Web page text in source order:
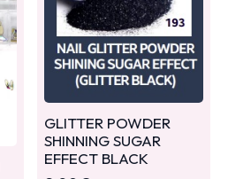
GLITTER POWDER
SHINNING SUGAR
EFFECT BLACK